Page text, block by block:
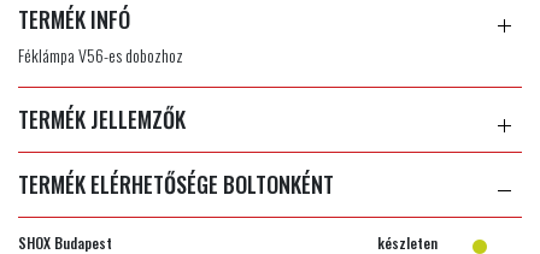
TERMÉK INFÓ
Féklámpa V56-es dobozhoz
TERMÉK JELLEMZŐK
TERMÉK ELÉRHETŐSÉGE BOLTONKÉNT
SHOX Budapest
készleten